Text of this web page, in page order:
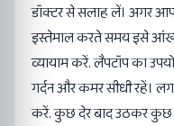
डॉक्टर से सलाह लें। अगर आप
इस्तेमाल करते समय इसे आंखों
व्यायाम करें. लैपटॉप का
गर्दन और कमर सीधी रहें।
करें. कुछ देर बाद उठकर कुछ